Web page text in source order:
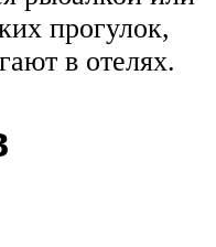
прогулок,
в отелях.